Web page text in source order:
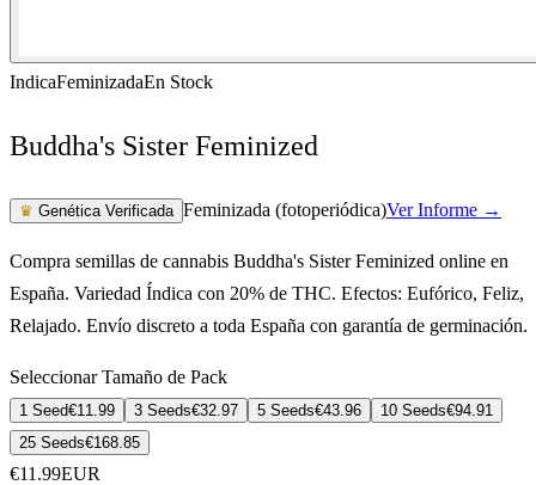
IndicaFeminizadaEn Stock
Buddha's Sister Feminized
♛ Genética Verificada Feminizada (fotoperiódica)Ver Informe →
Compra semillas de cannabis Buddha's Sister Feminized online en
España. Variedad Índica con 20% de THC. Efectos: Eufórico, Feliz,
Relajado. Envío discreto a toda España con garantía de germinación.
Seleccionar Tamaño de Pack
1 Seed€11.99 3 Seeds€32.97 5 Seeds€43.96 10 Seeds€94.91
25 Seeds€168.85
€11.99EUR